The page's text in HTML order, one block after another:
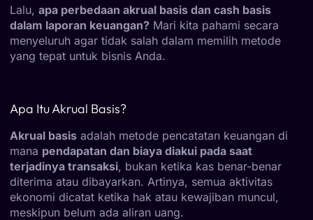
Lalu, apa perbedaan akrual basis dan cash basis
dalam laporan keuangan? Mari kita pahami secara
menyeluruh agar tidak salah dalam memilih metode
yang tepat untuk bisnis Anda.
Apa Itu Akrual Basis?
Akrual basis adalah metode pencatatan keuangan di
mana pendapatan dan biaya diakui pada saat
terjadinya transaksi, bukan ketika kas benar-benar
diterima atau dibayarkan. Artinya, semua aktivitas
ekonomi dicatat ketika hak atau kewajiban muncul,
meskipun belum ada aliran uang.